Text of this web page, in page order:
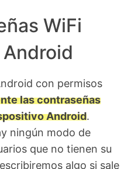
WiFi
con permisos
las contraseñas
Android.
ningún modo de
que no tienen su
algo si sale